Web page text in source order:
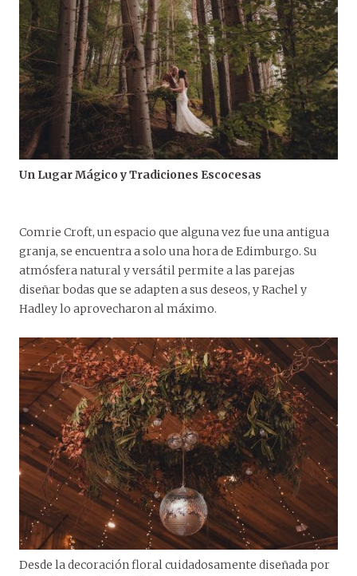
Un Lugar Mágico y Tradiciones Escocesas
Comrie Croft, un espacio que alguna vez fue una antigua
granja, se encuentra a solo una hora de Edimburgo. Su
atmósfera natural y versátil permite a las parejas
diseñar bodas que se adapten a sus deseos, y Rachel y
Hadley lo aprovecharon al máximo.
Desde la decoración floral cuidadosamente diseñada por